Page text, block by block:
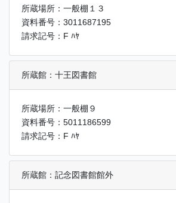
所蔵場所：一般棚１３
資料番号：3011687195
請求記号：F ﾊﾔ
所蔵館：十王図書館
所蔵場所：一般棚９
資料番号：5011186599
請求記号：F ﾊﾔ
所蔵館：記念図書館館外